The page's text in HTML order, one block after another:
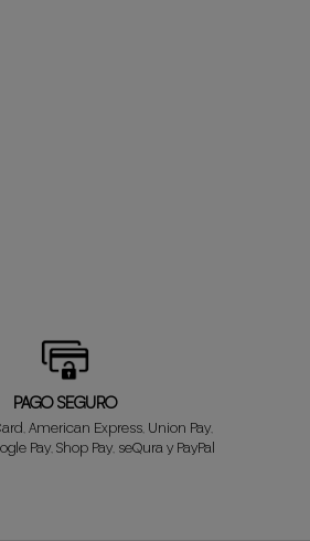
PAGO SEGURO
American Express, Union Pay,
Pay, Shop Pay, seQura y PayPal